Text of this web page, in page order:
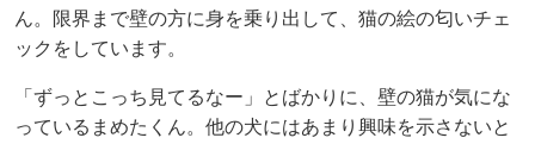
ん。限界まで壁の方に身を乗り出して、猫の絵の匂いチェ
ックをしています。
「ずっとこっち見てるなー」とばかりに、壁の猫が気にな
っているまめたくん。他の犬にはあまり興味を示さないと